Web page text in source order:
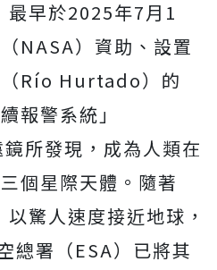
最早於2025年7月1
NASA）資助、設置
（Río Hurtado）的
報警系統」
鏡所發現，成為人類在
個星際天體。 隨著
驚人速度接近地球，
總署（ESA）已將其